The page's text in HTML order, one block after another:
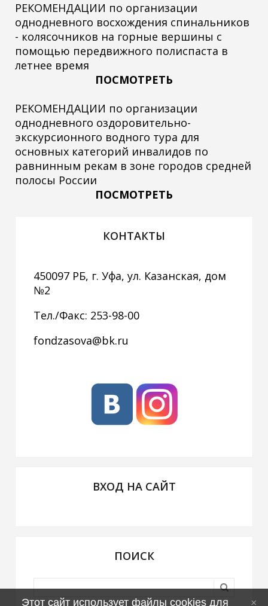
РЕКОМЕНДАЦИИ по организации
однодневного восхождения спинальников
- колясочников на горные вершины с
помощью передвижного полиспаста в
летнее время
ПОСМОТРЕТЬ
РЕКОМЕНДАЦИИ по организации
однодневного оздоровительно-
экскурсионного водного тура для
основных категорий инвалидов по
равнинным рекам в зоне городов средней
полосы России
ПОСМОТРЕТЬ
КОНТАКТЫ
450097 РБ, г. Уфа, ул. Казанская, дом
№2
Тел./Факс: 253-98-00
fondzasova@bk.ru
ВХОД НА САЙТ
ПОИСК
Этот сайт использует файлы cookies для